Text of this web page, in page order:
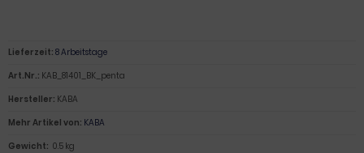
Lieferzeit: 8 Arbeitstage
Art.Nr.: KAB_81401_BK_penta
Hersteller: KABA
Mehr Artikel von: KABA
Gewicht: 0.5 kg